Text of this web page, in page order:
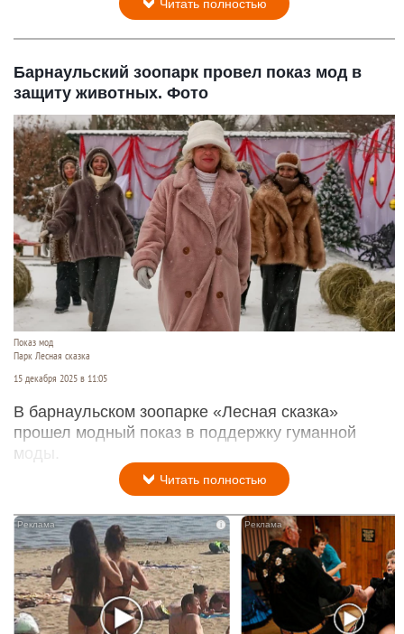
Читать полностью
Барнаульский зоопарк провел показ мод в
защиту животных. Фото
Показ мод
Парк Лесная сказка
15 декабря 2025 в 11:05
В барнаульском зоопарке «Лесная сказка»
прошел модный показ в поддержку гуманной
моды.
Читать полностью
i